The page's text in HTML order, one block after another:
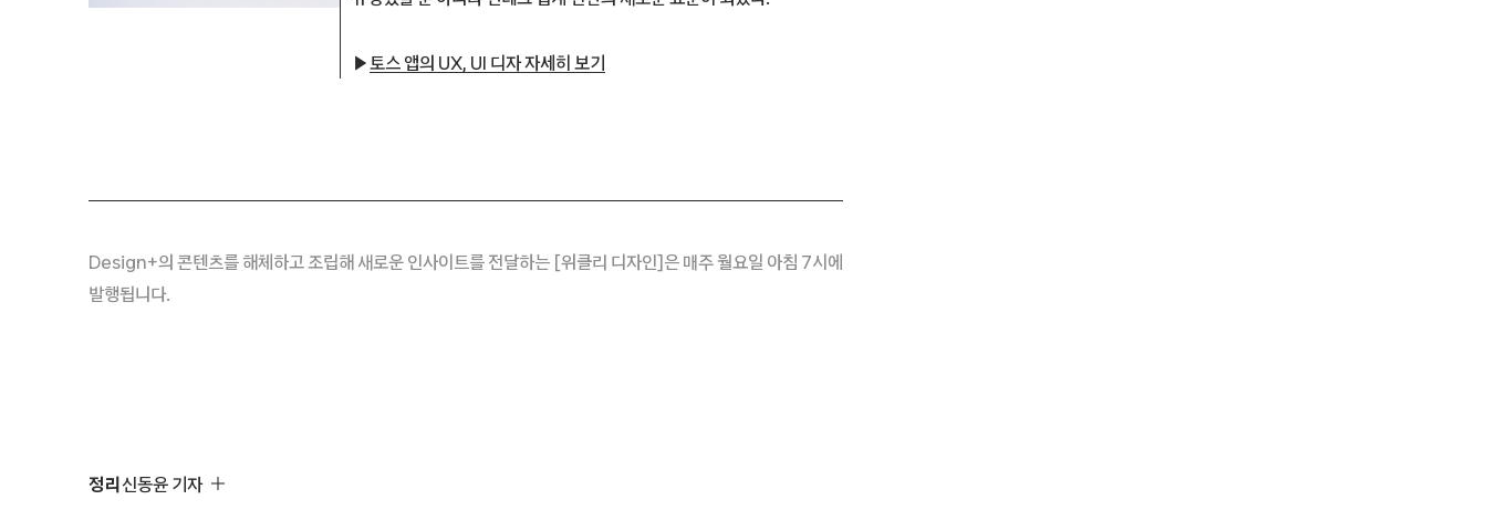
▶ 토스 앱의 UX, UI 디자 자세히 보기
Design+의 콘텐츠를 해체하고 조립해 새로운 인사이트를 전달하는 [위클리 디자인]은 매주 월요일 아침 7시에
발행됩니다.
정리 신동윤 기자